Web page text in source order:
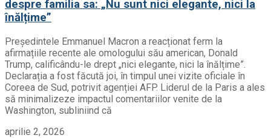
despre familia sa: „Nu sunt nici elegante, nici la
înălțime”
Președintele Emmanuel Macron a reacționat ferm la
afirmațiile recente ale omologului său american, Donald
Trump, calificându-le drept „nici elegante, nici la înălțime”.
Declarația a fost făcută joi, în timpul unei vizite oficiale în
Coreea de Sud, potrivit agenției AFP. Liderul de la Paris a ales
să minimalizeze impactul comentariilor venite de la
Washington, subliniind că
aprilie 2, 2026